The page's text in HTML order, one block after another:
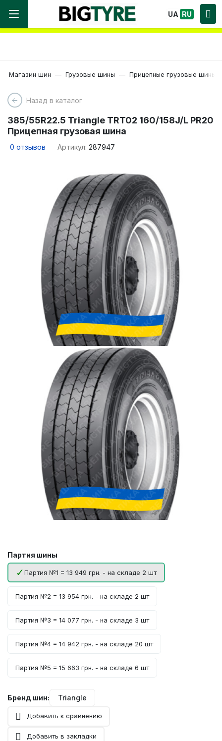
Мы работаем! Большой выбор Шин, быстрая
доставка по Украине!
UA RU
Магазин шин Грузовые шины Прицепные грузовые шины
Назад в каталог
385/55R22.5 Triangle TRT02 160/158J/L PR20
Прицепная грузовая шина
0 отзывов Артикул: 287947
Партия шины
Партия №1 = 13 949 грн. - на складе 2 шт
Партия №2 = 13 954 грн. - на складе 2 шт
Партия №3 = 14 077 грн. - на складе 3 шт
Партия №4 = 14 942 грн. - на складе 20 шт
Партия №5 = 15 663 грн. - на складе 6 шт
Бренд шин: Triangle
Добавить к сравнению
Добавить в закладки